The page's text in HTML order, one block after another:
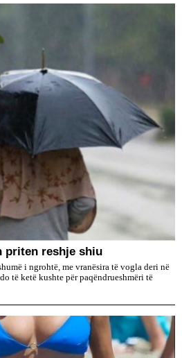
priten reshje shiu
i ngrohtë, me vranësira të vogla deri në
të ketë kushte për paqëndrueshmëri të